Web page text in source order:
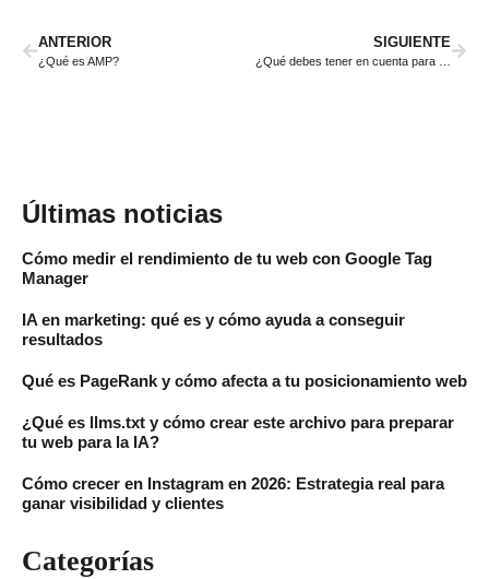
ANTERIOR
¿Qué es AMP?
SIGUIENTE
Últimas noticias
Cómo medir el rendimiento de tu web con Google Tag
Manager
IA en marketing: qué es y cómo ayuda a conseguir
resultados
Qué es PageRank y cómo afecta a tu posicionamiento web
¿Qué es llms.txt y cómo crear este archivo para preparar
tu web para la IA?
Cómo crecer en Instagram en 2026: Estrategia real para
ganar visibilidad y clientes
Categorías